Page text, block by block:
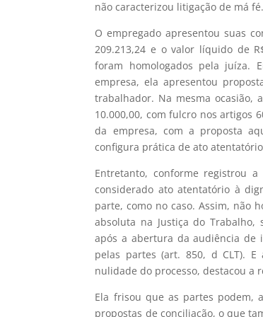
não caracterizou litigação de má fé.
O empregado apresentou suas
209.213,24 e o valor líquido de
foram homologados pela juíza.
empresa, ela apresentou
trabalhador. Na mesma ocasião,
10.000,00, com fulcro nos artigos
da empresa, com a proposta
configura prática de ato
Entretanto, conforme registrou
considerado ato atentatório à
parte, como no caso. Assim, não
absoluta na Justiça do Trabalho,
após a abertura da audiência de
pelas partes (art. 850, d CLT).
nulidade do processo, destacou a
Ela frisou que as partes podem,
propostas de conciliação, o que